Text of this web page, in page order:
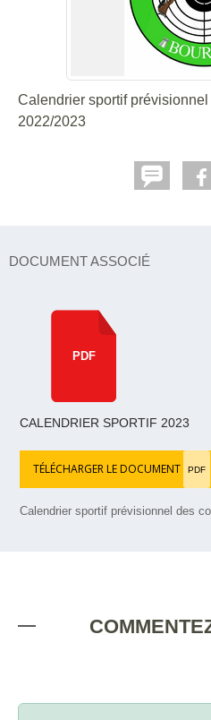
Calendrier sportif
2022/2023
DOCUMENT ASSOCIÉ
PDF
CALENDRIER SPORTIF 2023
TÉLÉCHARGER LE DOCUMENT PDF
Calendrier sportif prévisionnel des